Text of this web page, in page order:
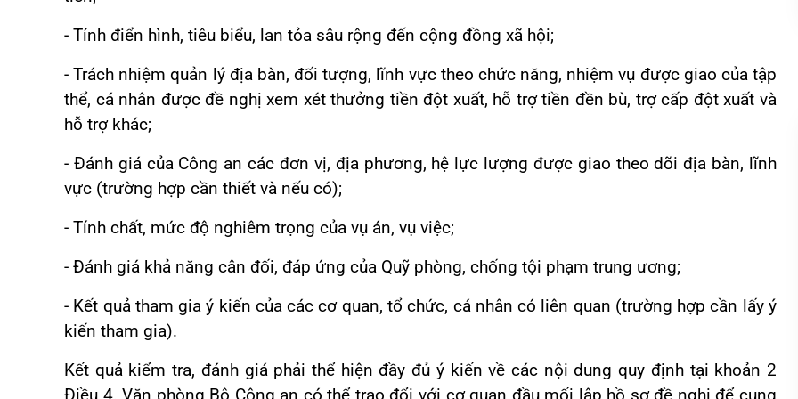
- Tính điển hình, tiêu biểu, lan tỏa sâu rộng đến cộng đồng xã hội;
- Trách nhiệm quản lý địa bàn, đối tượng, lĩnh vực theo chức năng, nhiệm vụ được giao của tập
thể, cá nhân được đề nghị xem xét thưởng tiền đột xuất, hỗ trợ tiền đền bù, trợ cấp đột xuất và
hỗ trợ khác;
- Đánh giá của Công an các đơn vị, địa phương, hệ lực lượng được giao theo dõi địa bàn, lĩnh
vực (trường hợp cần thiết và nếu có);
- Tính chất, mức độ nghiêm trọng của vụ án, vụ việc;
- Đánh giá khả năng cân đối, đáp ứng của Quỹ phòng, chống tội phạm trung ương;
- Kết quả tham gia ý kiến của các cơ quan, tổ chức, cá nhân có liên quan (trường hợp cần lấy ý
kiến tham gia).
Kết quả kiểm tra, đánh giá phải thể hiện đầy đủ ý kiến về các nội dung quy định tại khoản 2